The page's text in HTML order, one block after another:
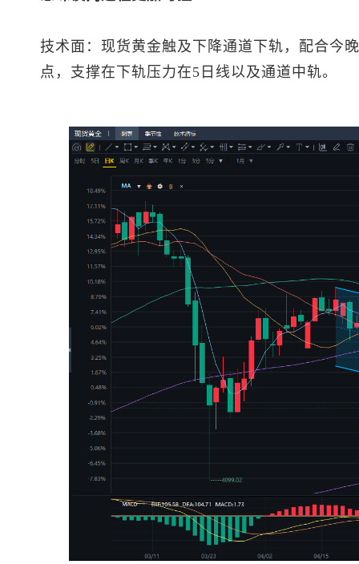
技术面： 现货黄金触及下降通道下轨，配合今
点，支撑在下轨压力在5日线以及通道中轨。